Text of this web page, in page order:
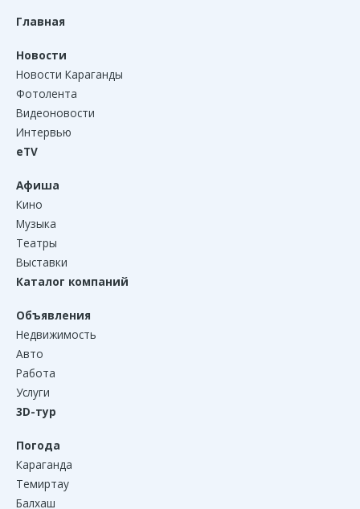
Главная
Новости
Новости Караганды
Фотолента
Видеоновости
Интервью
eTV
Афиша
Кино
Музыка
Театры
Выставки
Каталог компаний
Объявления
Недвижимость
Авто
Работа
Услуги
3D-тур
Погода
Караганда
Темиртау
Балхаш